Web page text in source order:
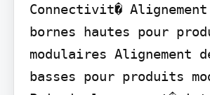
Connectivit� Alignement
bornes hautes pour
modulaires Alignement
basses pour produits